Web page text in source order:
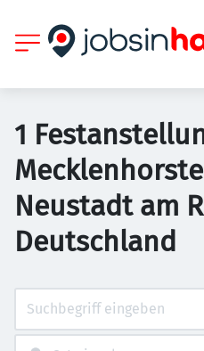
1
Neustadt am
Deutschland